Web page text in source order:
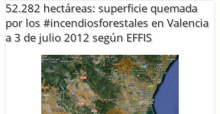
52.282 hectáreas: superficie quemada
por los #incendiosforestales en Valencia
a 3 de julio 2012 según EFFIS